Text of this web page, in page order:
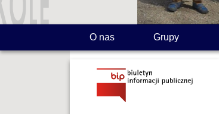
O nas Grupy